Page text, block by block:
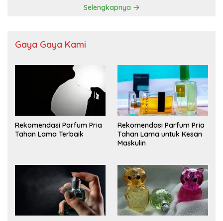
Selengkapnya
Gaya Gaya Kami
Rekomendasi Parfum Pria
Tahan Lama Terbaik
Rekomendasi Parfum Pria
Tahan Lama untuk Kesan
Maskulin